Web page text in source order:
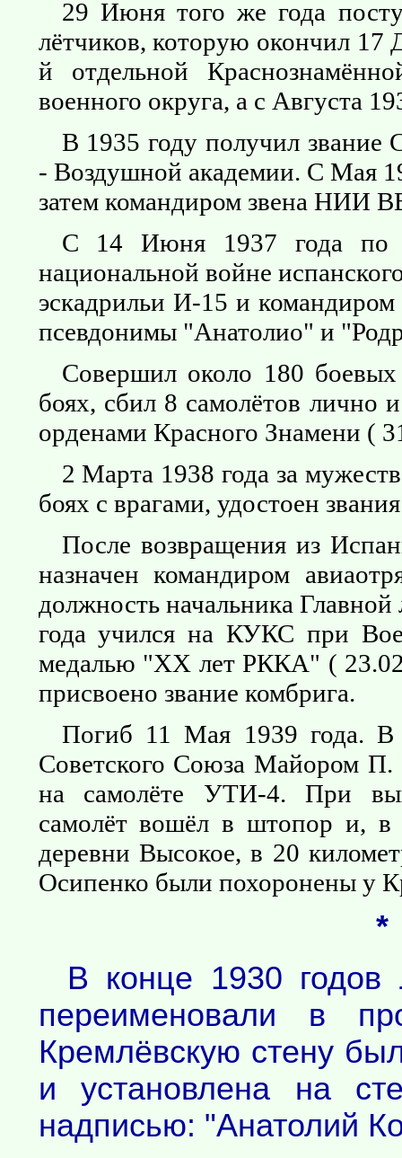
29 Июня того же года
лётчиков, которую окончил 17
й отдельной
военного округа, а с Августа
В 1935 году получил звание
- Воздушной академии. С Мая
затем командиром звена НИИ
С 14 Июня 1937 года по
национальной войне
эскадрильи И-15 и
псевдонимы "Анатолио" и
Совершил около 180
боях, сбил 8 самолётов лично
орденами Красного Знамени (
2 Марта 1938 года за
боях с врагами, удостоен
После возвращения из
назначен командиром
должность начальника
года учился на КУКС при
медалью "XX лет РККА" (
присвоено звание комбрига.
Погиб 11 Мая 1939 года. В
Советского Союза Майором
на самолёте УТИ-4. При
самолёт вошёл в штопор и, в
деревни Высокое, в 20
Осипенко были похоронены у
В конце 1930 годов
переименовали в
Кремлёвскую стену
и установлена на
надписью: "Анатолий